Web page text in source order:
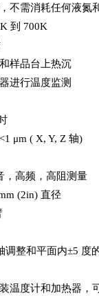
不需消耗任何液
到 700K
样品台上热沉
进行温度监测
μm ( X, Y, Z 轴)
，高频，高阻测量
(2in) 直径
调整和平面内±5 度
温度计和加热器，